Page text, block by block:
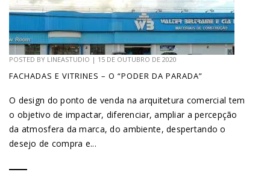
POSTED BY LINEASTUDIO | 15 DE OUTUBRO DE 2020
FACHADAS E VITRINES – O “PODER DA PARADA”
O design do ponto de venda na arquitetura comercial tem
o objetivo de impactar, diferenciar, ampliar a percepção
da atmosfera da marca, do ambiente, despertando o
desejo de compra e...